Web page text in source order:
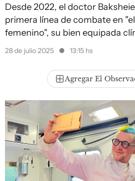
Desde 2022, el doctor
primera línea de combate en
femenino", su bien equipada
28 de julio 2025 13:15 hs
Agregar El